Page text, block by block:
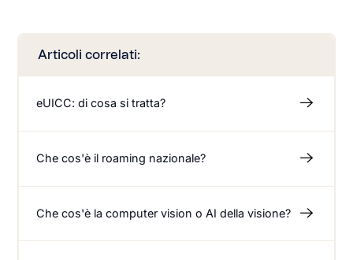
Articoli correlati:
eUICC: di cosa si tratta?
Che cos'è il roaming nazionale?
Che cos'è la computer vision o AI della visione?